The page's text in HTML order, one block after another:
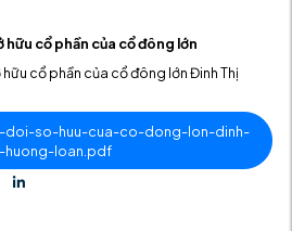
cổ phần của cổ đông lớn
cổ phần của cổ đông lớn Đinh Thị
doi-so-huu-cua-co-dong-lon-dinh-
huong-loan.pdf